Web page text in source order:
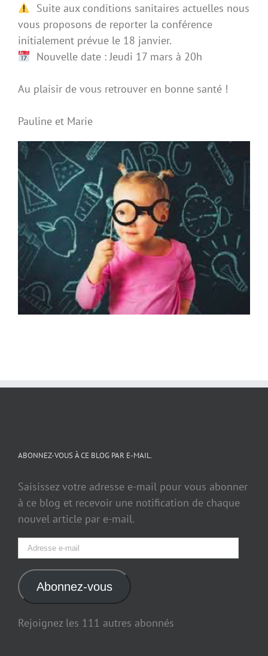
Suite aux conditions sanitaires actuelles nous
vous proposons de reporter la conférence
initialement prévue le 18 janvier.
Nouvelle date : Jeudi 17 mars à 20h
Au plaisir de vous retrouver en bonne santé !
Pauline et Marie
ABONNEZ-VOUS À CE BLOG PAR E-MAIL.
Saisissez votre adresse e-mail pour vous abonner
à ce blog et recevoir une notification de chaque
nouvel article par e-mail.
Adresse
e-
mail
Abonnez-vous
Rejoignez les 111 autres abonnés